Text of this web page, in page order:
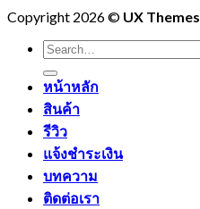
Copyright 2026 © UX Themes
Search
for:
หน้าหลัก
สินค้า
รีวิว
แจ้งชำระเงิน
บทความ
ติดต่อเรา